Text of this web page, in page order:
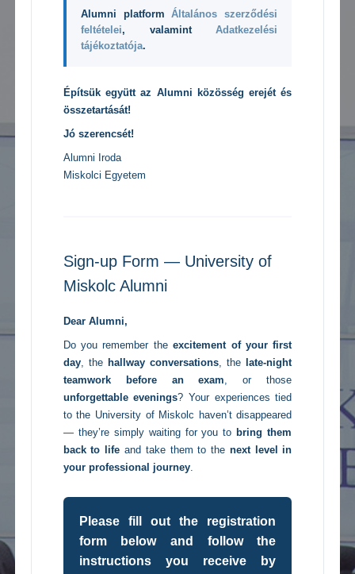
Alumni platformÁltalános szerződési
feltételei, valamintAdatkezelési
tájékoztatója.
Építsük együtt az Alumni közösség erejét és
összetartását!
Jó szerencsét!
Alumni Iroda
Miskolci Egyetem
Sign-up Form — University of
Miskolc Alumni
Dear Alumni,
Do you remember theexcitement of your first
day, the hallway conversations, the
late-night
teamwork before an exam, or those
unforgettable evenings? Your experiences tied
to the University of Miskolc haven’t disappeared
— they’re simply waiting for you to bring them
back to life and take them to the next level in
your professional journey.
Please fill out the registration
form below and follow the
instructions you receive by